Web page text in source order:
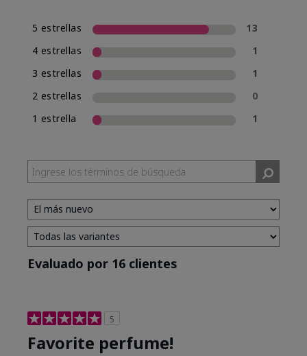
5 estrellas
13
4 estrellas
1
3 estrellas
1
2 estrellas
0
1 estrella
1
Evaluado por 16 clientes
5
Favorite perfume!